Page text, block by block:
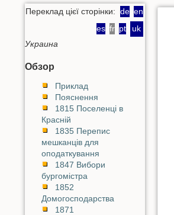
Переклад цієї сторінки: de en
es fr pt
uk
Украина
Обзор
Приклад
Пояснення
1815 Поселенці в
Красній
1835 Перепис
мешканців для
оподаткування
1847 Вибори
бургомістра
1852
Домогосподарства
1871